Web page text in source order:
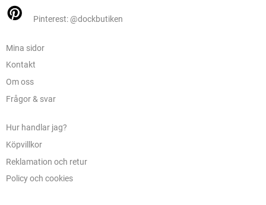
Pinterest: @dockbutiken
Mina sidor
Kontakt
Om oss
Frågor & svar
Hur handlar jag?
Köpvillkor
Reklamation och retur
Policy och cookies